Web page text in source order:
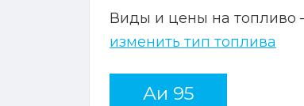
Виды и цены на топливо
изменить тип топлива
Аи 95